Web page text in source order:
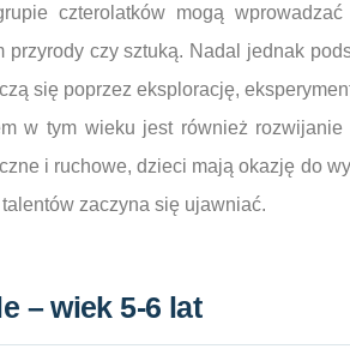
czterolatków mogą
przyrody czy sztuką. Nadal jednak
się poprzez eksplorację,
w tym wieku jest również
i ruchowe, dzieci mają okazję do
zaczyna się ujawniać.
– wiek 5-6 lat